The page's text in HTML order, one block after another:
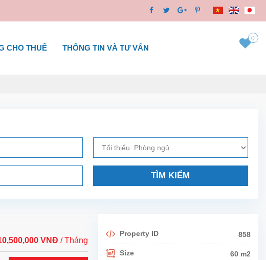
CHO THUÊ THÔNG TIN VÀ TƯ VẤN
0
TÌM KIẾM
VNĐ / Tháng
Property ID 858
Size 60 m2